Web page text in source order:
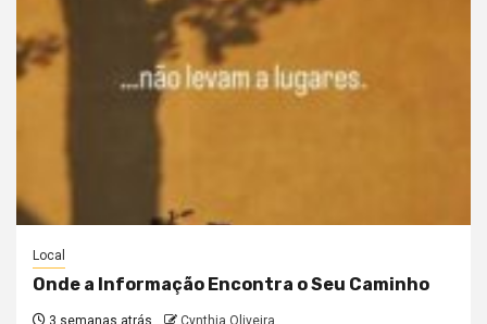
Local
Onde a Informação Encontra o Seu Caminho